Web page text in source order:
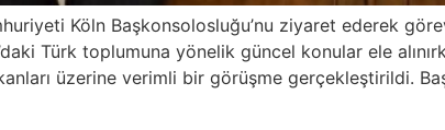
Köln Başkonsolosluğu’nu ziyaret ederek
Türk toplumuna yönelik güncel konular ele
üzerine verimli bir görüşme gerçekleştirildi.